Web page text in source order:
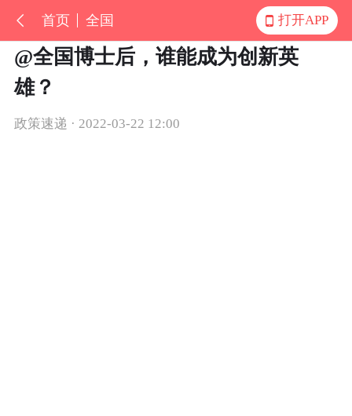
首页 全国 打开APP
@全国博士后，谁能成为创新英
雄？
政策速递 · 2022-03-22 12:00